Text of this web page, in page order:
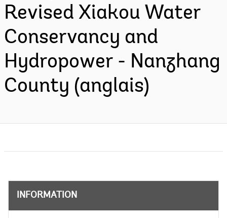
Revised Xiakou Water
Conservancy and
Hydropower - Nanzhang
County (anglais)
INFORMATION